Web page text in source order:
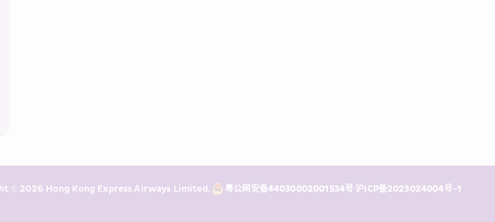
© 2026 Hong Kong Express Airways Limited. 粤公网安备44030002001534号 沪ICP备2023024004号-1